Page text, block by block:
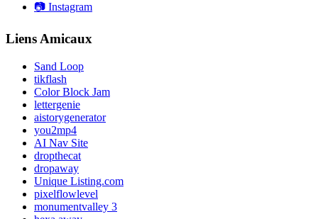
📷 Instagram
Liens Amicaux
Sand Loop
tikflash
Color Block Jam
lettergenie
aistorygenerator
you2mp4
AI Nav Site
dropthecat
dropaway
Unique Listing.com
pixelflowlevel
monumentvalley 3